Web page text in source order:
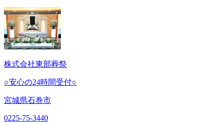
株式会社東部葬祭
○安心の24時間受付○
宮城県石巻市
0225-75-3440